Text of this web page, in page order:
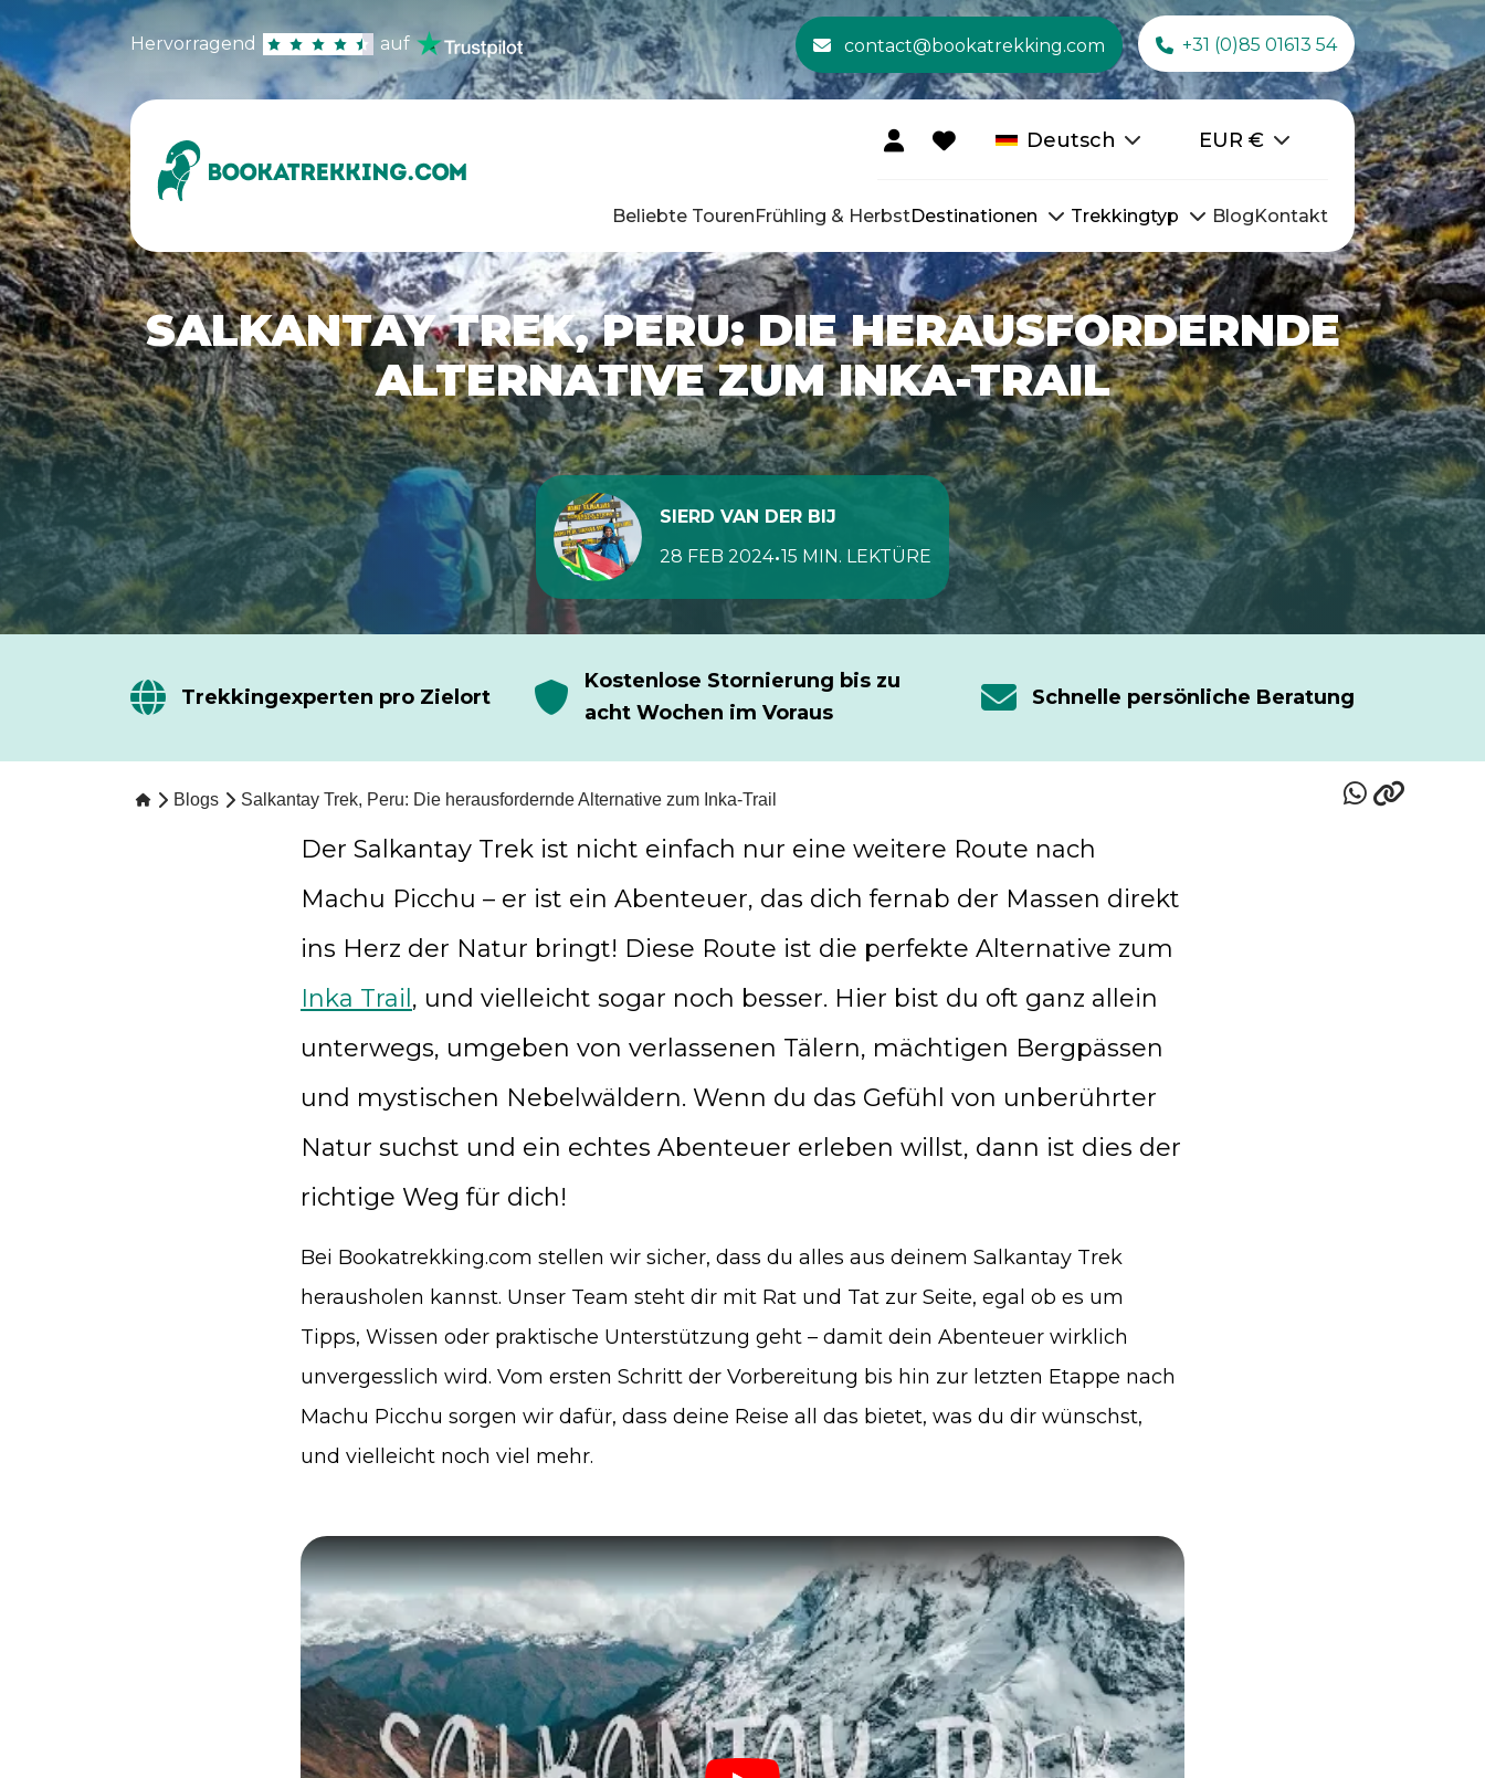
Hervorragend auf contact@bookatrekking.com +31 (0)85 01613 54
Deutsch EUR €
Beliebte TourenFrühling & HerbstDestinationen Trekkingtyp BlogKontakt
SALKANTAY TREK, PERU: DIE HERAUSFORDERNDE
ALTERNATIVE ZUM INKA-TRAIL
SIERD VAN DER BIJ
28 FEB 2024•15 MIN. LEKTÜRE
Trekkingexperten pro Zielort
Kostenlose Stornierung bis zu
acht Wochen im Voraus
Schnelle persönliche Beratung
Blogs Salkantay Trek, Peru: Die herausfordernde Alternative zum Inka-Trail
Der Salkantay Trek ist nicht einfach nur eine weitere Route nach
Machu Picchu – er ist ein Abenteuer, das dich fernab der Massen direkt
ins Herz der Natur bringt! Diese Route ist die perfekte Alternative zum
Inka Trail , und vielleicht sogar noch besser. Hier bist du oft ganz allein
unterwegs, umgeben von verlassenen Tälern, mächtigen Bergpässen
und mystischen Nebelwäldern. Wenn du das Gefühl von unberührter
Natur suchst und ein echtes Abenteuer erleben willst, dann ist dies der
richtige Weg für dich!
Bei Bookatrekking.com stellen wir sicher, dass du alles aus deinem Salkantay Trek
herausholen kannst. Unser Team steht dir mit Rat und Tat zur Seite, egal ob es um
Tipps, Wissen oder praktische Unterstützung geht – damit dein Abenteuer wirklich
unvergesslich wird. Vom ersten Schritt der Vorbereitung bis hin zur letzten Etappe nach
Machu Picchu sorgen wir dafür, dass deine Reise all das bietet, was du dir wünschst,
und vielleicht noch viel mehr.